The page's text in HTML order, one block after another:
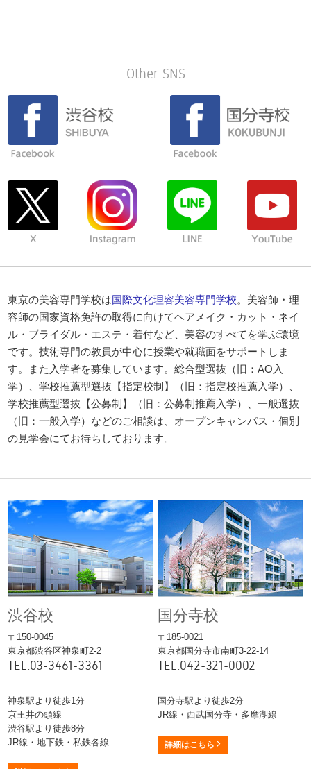
Other SNS
東京の美容専門学校は 国際文化理容美容専門学校。美容師・理
容師の国家資格免許の取得に向けてヘアメイク・カット・ネイ
ル・ブライダル・エステ・着付など、美容のすべてを学ぶ環境
です。技術専門の教員が中心に授業や就職面をサポートしま
す。また入学者を募集しています。総合型選抜（旧：AO入
学）、学校推薦型選抜【指定校制】（旧：指定校推薦入学）、
学校推薦型選抜【公募制】（旧：公募制推薦入学）、一般選抜
（旧：一般入学）などのご相談は、オープンキャンパス・個別
の見学会にてお待ちしております。
渋谷校
〒150-0045
東京都渋谷区神泉町2-2
TEL:03-3461-3361
神泉駅より徒歩1分
京王井の頭線
渋谷駅より徒歩8分
JR線・地下鉄・私鉄各線
国分寺校
〒185-0021
東京都国分寺市南町3-22-14
TEL:042-321-0002
国分寺駅より徒歩2分
JR線・西武国分寺・多摩湖線
詳細はこちら